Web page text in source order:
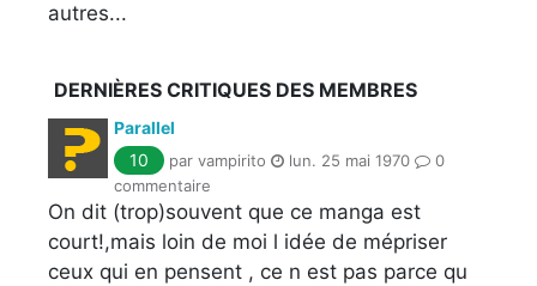
autres...
DERNIÈRES CRITIQUES DES MEMBRES
Parallel
10
par vampirito lun. 25 mai 1970
0
commentaire
On dit (trop)souvent que ce manga est
court!,mais loin de moi l idée de mépriser
ceux qui en pensent , ce n est pas parce qu